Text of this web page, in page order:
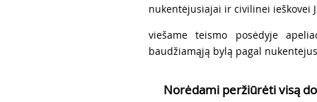
nukentėjusiajai ir civilinei ieškovei
viešame teismo posėdyje
baudžiamąją bylą pagal
Norėdami peržiūrėti visą